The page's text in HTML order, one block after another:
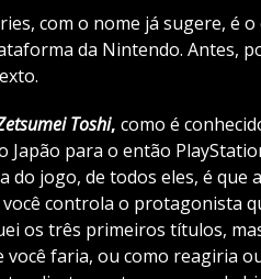
com o nome já sugere, é
da Nintendo. Antes,
Toshi, como é
para o então
do jogo, de todos eles, é que
controla o protagonista
os três primeiros títulos,
você faria, ou como reagiria